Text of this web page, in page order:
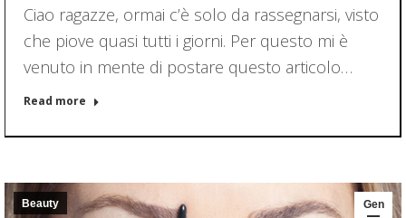
Ciao ragazze, ormai c’è solo da rassegnarsi, visto
che piove quasi tutti i giorni. Per questo mi è
venuto in mente di postare questo articolo…
Read more
Gen
Beauty